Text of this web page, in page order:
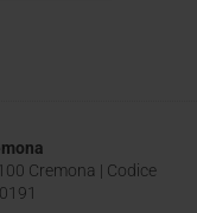
Cremona | Codice